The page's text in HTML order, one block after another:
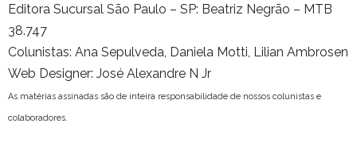
Editora Sucursal São Paulo – SP: Beatriz Negrão – MTB
38.747
Colunistas: Ana Sepulveda, Daniela Motti, Lilian Ambrosen
Web Designer: José Alexandre N Jr
As matérias assinadas são de inteira responsabilidade de nossos colunistas e
colaboradores.